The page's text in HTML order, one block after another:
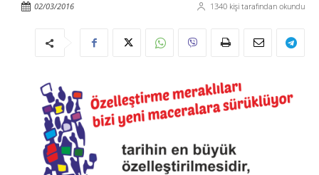
1340 kişi tarafından okundu
02/03/2016